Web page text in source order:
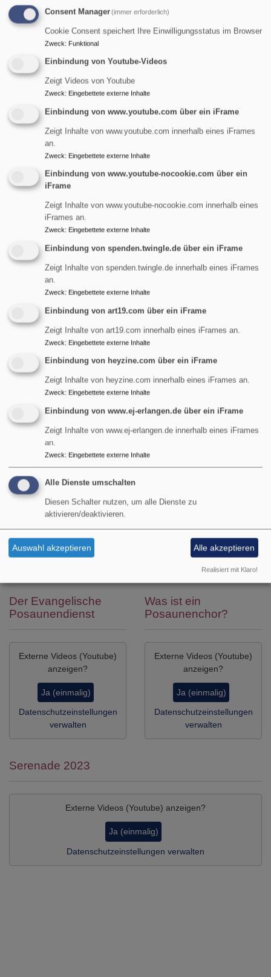
Termine Posaunenchor
Dr. Andreas Quick (Leiter) & Thom Stutzer (Obmann)
E-Mail
Der Evangelische
Posaunendienst
Externe Videos (Youtube)
anzeigen?
Ja (einmalig)
Datenschutzeinstellungen
verwalten
Was ist ein
Posaunenchor?
Externe Videos (Youtube)
anzeigen?
Ja (einmalig)
Datenschutzeinstellungen
verwalten
Serenade 2023
Externe Videos (Youtube) anzeigen?
Ja (einmalig)
Datenschutzeinstellungen verwalten
Consent Manager(immer erforderlich)
Cookie Consent speichert Ihre Einwilligungsstatus im Browser
Zweck: Funktional
Einbindung von Youtube-Videos
Zeigt Videos von Youtube
Zweck: Eingebettete externe Inhalte
Einbindung von www.youtube.com über ein iFrame
Zeigt Inhalte von www.youtube.com innerhalb eines iFrames
an.
Zweck: Eingebettete externe Inhalte
Einbindung von www.youtube-nocookie.com über ein
iFrame
Zeigt Inhalte von www.youtube-nocookie.com innerhalb eines
iFrames an.
Zweck: Eingebettete externe Inhalte
Einbindung von spenden.twingle.de über ein iFrame
Zeigt Inhalte von spenden.twingle.de innerhalb eines iFrames
an.
Zweck: Eingebettete externe Inhalte
Einbindung von art19.com über ein iFrame
Zeigt Inhalte von art19.com innerhalb eines iFrames an.
Zweck: Eingebettete externe Inhalte
Einbindung von heyzine.com über ein iFrame
Zeigt Inhalte von heyzine.com innerhalb eines iFrames an.
Zweck: Eingebettete externe Inhalte
Einbindung von www.ej-erlangen.de über ein iFrame
Zeigt Inhalte von www.ej-erlangen.de innerhalb eines iFrames
an.
Zweck: Eingebettete externe Inhalte
Alle Dienste umschalten
Diesen Schalter nutzen, um alle Dienste zu
aktivieren/deaktivieren.
Auswahl akzeptieren Alle akzeptieren
Realisiert mit Klaro!